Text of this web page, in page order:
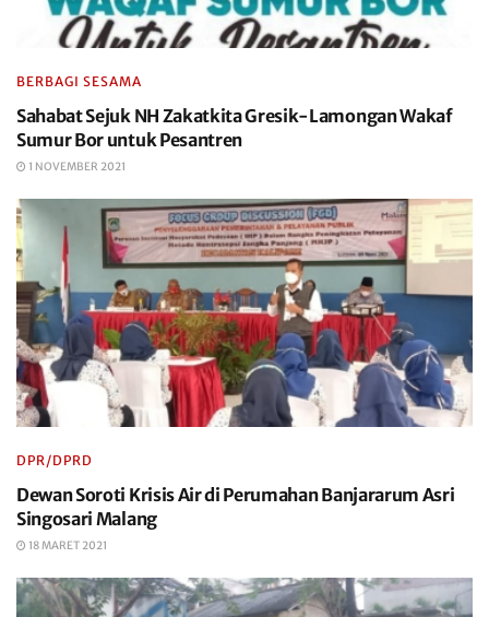
BERBAGI SESAMA
Sahabat Sejuk NH Zakatkita Gresik-Lamongan Wakaf
Sumur Bor untuk Pesantren
1 NOVEMBER 2021
DPR/DPRD
Dewan Soroti Krisis Air di Perumahan Banjararum Asri
Singosari Malang
18 MARET 2021